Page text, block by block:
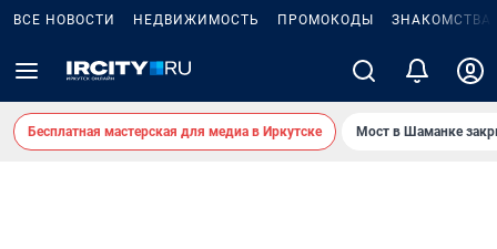
ВСЕ НОВОСТИ НЕДВИЖИМОСТЬ ПРОМОКОДЫ ЗНАКОМСТВА
Бесплатная мастерская для медиа в Иркутске Мост в Шаманке